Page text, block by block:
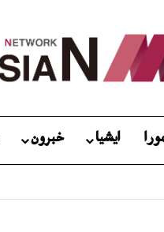
ايشيا خبرون